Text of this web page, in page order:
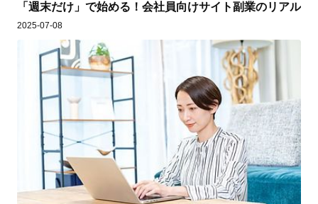
「週末だけ」で始める！会社員向けサイト副業のリアル
2025-07-08